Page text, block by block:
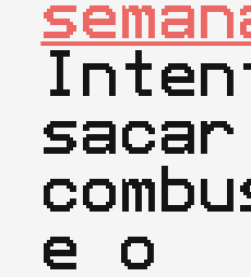
sacar
e o